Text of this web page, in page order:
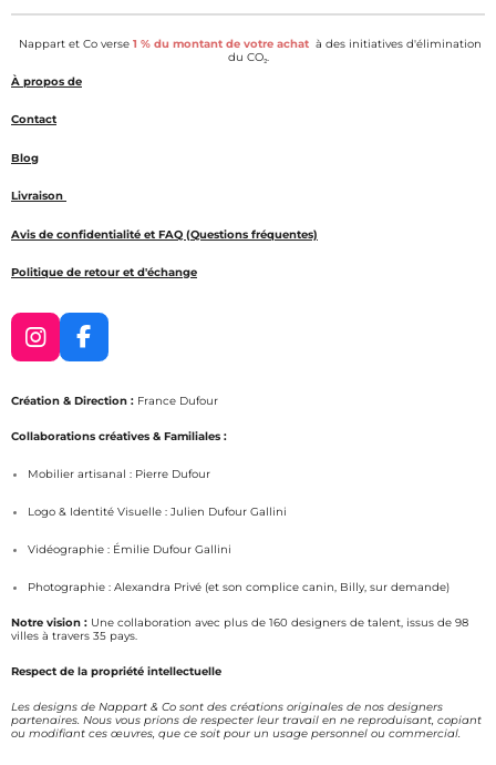
g
r
g
r
g
e
r
g
e
r
Nappart et Co verse 1 % du montant de votre achat à des initiatives d'élimination
du CO₂.
À propos de
Contact
Blog
Livraison
Avis de confidentialité et FAQ (Questions fréquentes)
Politique de retour et d'échange
I
n
s
a
r
m
F
a
c
b
o
Création & Direction : France Dufour
Collaborations créatives & Familiales :
Mobilier artisanal : Pierre Dufour
Logo & Identité Visuelle : Julien Dufour Gallini
Vidéographie : Émilie Dufour Gallini
Photographie : Alexandra Privé (et son complice canin, Billy, sur demande)
Notre vision : Une collaboration avec plus de 160 designers de talent, issus de 98
villes à travers 35 pays.
Respect de la propriété intellectuelle
Les designs de Nappart & Co sont des créations originales de nos designers
partenaires. Nous vous prions de respecter leur travail en ne reproduisant, copiant
ou modifiant ces œuvres, que ce soit pour un usage personnel ou commercial.